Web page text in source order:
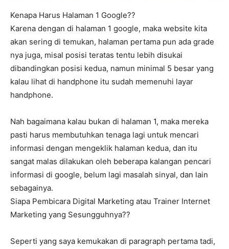
Kenapa Harus Halaman 1 Google??
Karena dengan di halaman 1 google, maka website kita
akan sering di temukan, halaman pertama pun ada grade
nya juga, misal posisi teratas tentu lebih disukai
dibandingkan posisi kedua, namun minimal 5 besar yang
kalau lihat di handphone itu sudah memenuhi layar
handphone.
Nah bagaimana kalau bukan di halaman 1, maka mereka
pasti harus membutuhkan tenaga lagi untuk mencari
informasi dengan mengeklik halaman kedua, dan itu
sangat malas dilakukan oleh beberapa kalangan pencari
informasi di google, belum lagi masalah sinyal, dan lain
sebagainya.
Siapa Pembicara Digital Marketing atau Trainer Internet
Marketing yang Sesungguhnya??
Seperti yang saya kemukakan di paragraph pertama tadi,